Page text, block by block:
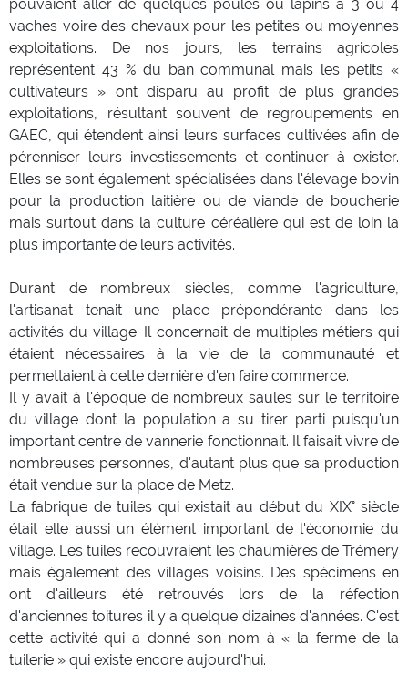
pouvaient aller de quelques poules ou lapins à 3 ou 4
vaches voire des chevaux pour les petites ou moyennes
exploitations. De nos jours, les terrains agricoles
représentent 43 % du ban communal mais les petits «
cultivateurs » ont disparu au profit de plus grandes
exploitations, résultant souvent de regroupements en
GAEC, qui étendent ainsi leurs surfaces cultivées afin de
pérenniser leurs investissements et continuer à exister.
Elles se sont également spécialisées dans l'élevage bovin
pour la production laitière ou de viande de boucherie
mais surtout dans la culture céréalière qui est de loin la
plus importante de leurs activités.
Durant de nombreux siècles, comme l'agriculture,
l'artisanat tenait une place prépondérante dans les
activités du village. Il concernait de multiples métiers qui
étaient nécessaires à la vie de la communauté et
permettaient à cette dernière d'en faire commerce.
Il y avait à l'époque de nombreux saules sur le territoire
du village dont la population a su tirer parti puisqu'un
important centre de vannerie fonctionnait. Il faisait vivre de
nombreuses personnes, d'autant plus que sa production
était vendue sur la place de Metz.
La fabrique de tuiles qui existait au début du XIX° siècle
était elle aussi un élément important de l'économie du
village. Les tuiles recouvraient les chaumières de Trémery
mais également des villages voisins. Des spécimens en
ont d'ailleurs été retrouvés lors de la réfection
d'anciennes toitures il y a quelque dizaines d'années. C'est
cette activité qui a donné son nom à « la ferme de la
tuilerie » qui existe encore aujourd'hui.